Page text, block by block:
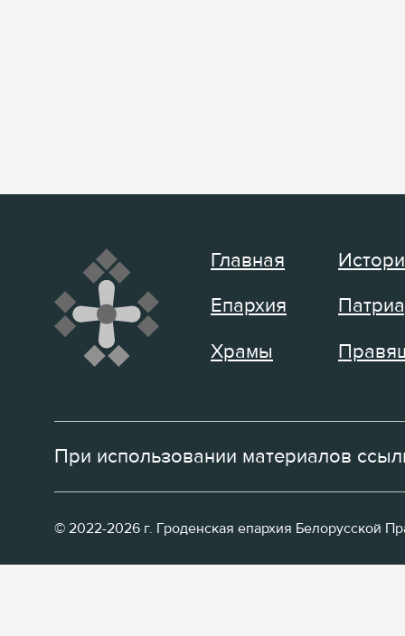
Главная
Епархия
Храмы
При использовании материалов
© 2022-2026 г. Гроденская епархия Белорусской